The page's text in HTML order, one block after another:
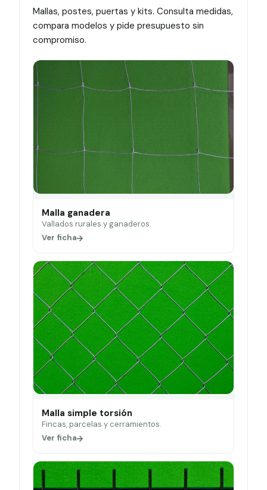
Mallas, postes, puertas y kits. Consulta medidas,
compara modelos y pide presupuesto sin
compromiso.
Malla ganadera
Vallados rurales y ganaderos.
Ver ficha
Malla simple torsión
Fincas, parcelas y cerramientos.
Ver ficha